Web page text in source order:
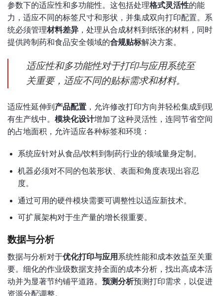
参数下的适应性和多功能性。这包括处理格式灵活性的能
力，适应不同的标签尺寸和形状，并集成双向打印配置。系
统必须管理材料差异 ，处理从合成材料到纸张的材料，同时
提供跨制药和食品安全领域的合规贴标解决方案。
适应性和多功能性对于打印与应用系统至
关重要，适应不同的贴标需求和材料。
适应性延伸到 产品配置 ，允许修改打印方向并轻松集成到现
有生产线中。 模块化设计增加了这种灵活性，连同节省空间
的占地面积，允许适应各种标签和环境：
系统应针对从食品/饮料到制药行业的领域量身定制。
机器必须对不同的包装形状、表面和角度表现出容忍
度。
通过可用的硬件模块需要可调整性以适应新技术。
可扩展架构对于生产量的增长很重要。
数据与分析
数据与分析对于优化打印与应用 系统性能和成本效益至关重
要。细化的作业级数据支持全面的成本分析，找出高成本活
动并为显著节约铺平道路。 预测分析预测打印需求，以促进
资源分配调整。